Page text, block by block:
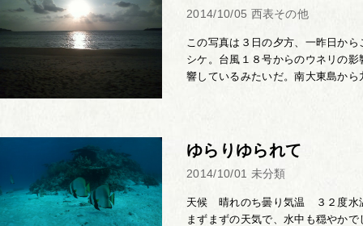
2014/10/05 西表その他
この写真は３日の夕方、一昨日か
シケ。台風１８号からのウネリの
響しているみたいだ。南大東島か
ゆらりゆられて
2014/10/01 未分類
天候 晴れのち曇り気温 ３２度
まずまずの天気で、水中も穏やか